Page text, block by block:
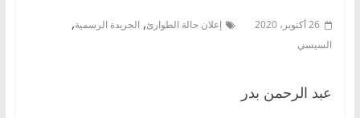
26 أكتوبر، 2020 إعلان حالة الطوارئ, الجريدة الرسمية,
السيسي
عبد الرحمن بدر